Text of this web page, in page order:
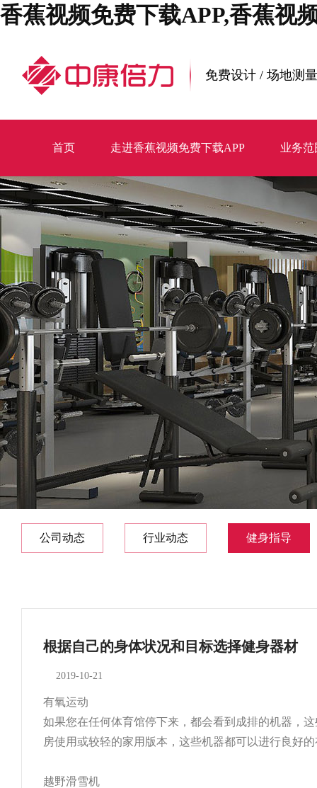
香蕉视频免费下载APP,香蕉视
免费设计 / 场地测
首页 走进香蕉视频免费下载APP 业务范
公司动态 行业动态 健身指导
根据自己的身体状况和目标选择健身器材
2019-10-21
有氧运动
如果您在任何体育馆停下来，都会看到成排的机器，这
房使用或较轻的家用版本，这些机器都可以进行良好的有
越野滑雪机